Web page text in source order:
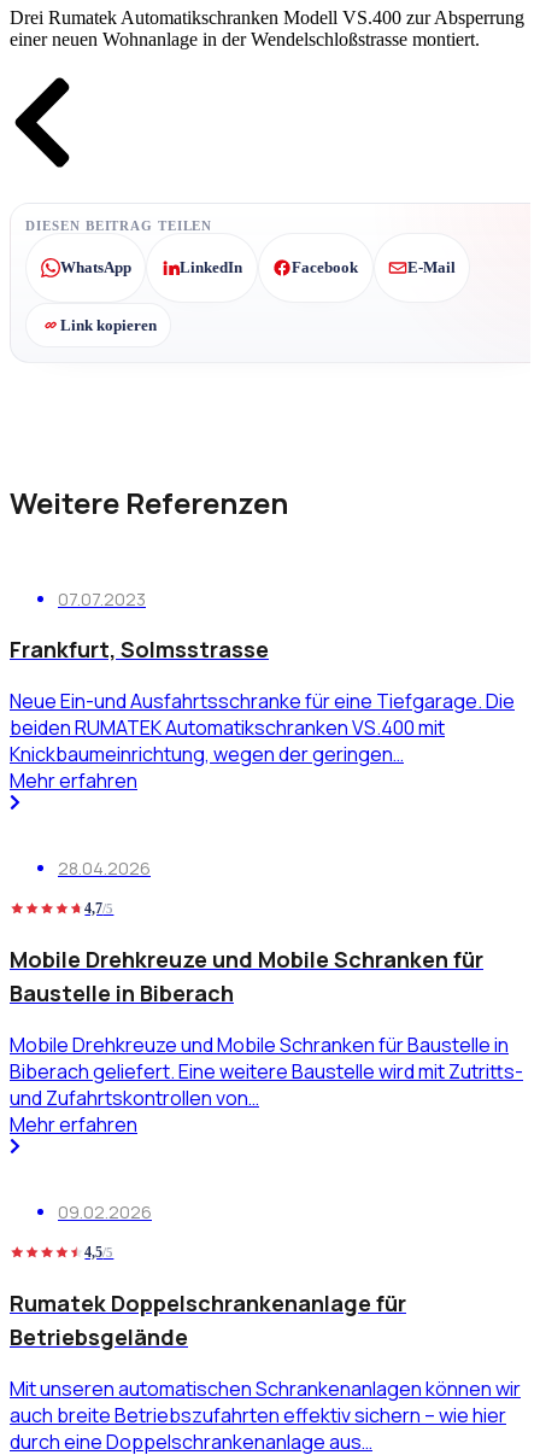
Drei Rumatek Automatikschranken Modell VS.400 zur Absperrung
einer neuen Wohnanlage in der Wendelschloßstrasse montiert.
DIESEN BEITRAG TEILEN
WhatsApp LinkedIn Facebook E-Mail
Link kopieren
Weitere Referenzen
07.07.2023
Frankfurt, Solmsstrasse
Neue Ein-und Ausfahrtsschranke für eine Tiefgarage. Die
beiden RUMATEK Automatikschranken VS.400 mit
Knickbaumeinrichtung, wegen der geringen…
Mehr erfahren
28.04.2026
4,7/5
Mobile Drehkreuze und Mobile Schranken für
Baustelle in Biberach
Mobile Drehkreuze und Mobile Schranken für Baustelle in
Biberach geliefert. Eine weitere Baustelle wird mit Zutritts-
und Zufahrtskontrollen von…
Mehr erfahren
09.02.2026
4,5/5
Rumatek Doppelschrankenanlage für
Betriebsgelände
Mit unseren automatischen Schrankenanlagen können wir
auch breite Betriebszufahrten effektiv sichern – wie hier
durch eine Doppelschrankenanlage aus…